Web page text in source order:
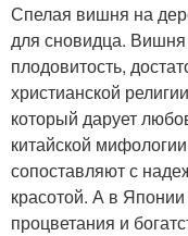
Спелая вишня на
для сновидца. Вишня
плодовитость,
христианской
который дарует
китайской
сопоставляют с
красотой. А в
процветания и